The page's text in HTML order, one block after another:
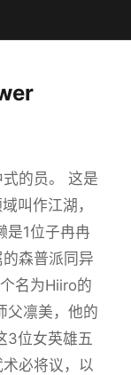
的员。 这是
叫作江湖，
是1位子冉冉
森普派同异
名为Hiiro的
父凛美，他的
3位女英雄五
必将议，以